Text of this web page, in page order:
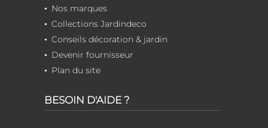
Nos marques
Collections Jardindeco
Conseils décoration & jardin
Devenir fournisseur
Plan du site
BESOIN D'AIDE ?